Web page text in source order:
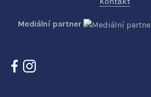
Mediální partner